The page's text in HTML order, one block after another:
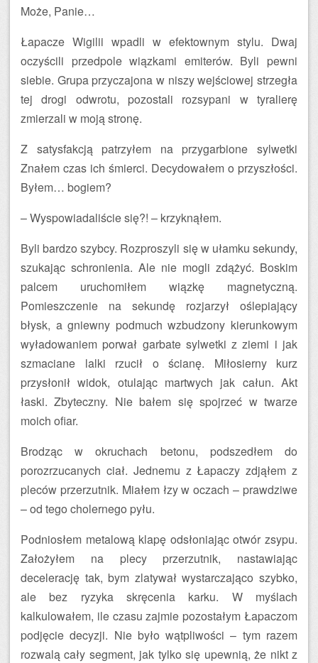
Może, Panie…
Łapacze Wigilii wpadli w efektownym stylu. Dwaj
oczyścili przedpole wiązkami emiterów. Byli pewni
siebie. Grupa przyczajona w niszy wejściowej strzegła
tej drogi odwrotu, pozostali rozsypani w tyralierę
zmierzali w moją stronę.
Z satysfakcją patrzyłem na przygarbione sylwetki
Znałem czas ich śmierci. Decydowałem o przyszłości.
Byłem… bogiem?
– Wyspowiadaliście się?! – krzyknąłem.
Byli bardzo szybcy. Rozproszyli się w ułamku sekundy,
szukając schronienia. Ale nie mogli zdążyć. Boskim
palcem uruchomiłem wiązkę magnetyczną.
Pomieszczenie na sekundę rozjarzył oślepiający
błysk, a gniewny podmuch wzbudzony kierunkowym
wyładowaniem porwał garbate sylwetki z ziemi i jak
szmaciane lalki rzucił o ścianę. Miłosierny kurz
przysłonił widok, otulając martwych jak całun. Akt
łaski. Zbyteczny. Nie bałem się spojrzeć w twarze
moich ofiar.
Brodząc w okruchach betonu, podszedłem do
porozrzucanych ciał. Jednemu z Łapaczy zdjąłem z
pleców przerzutnik. Miałem łzy w oczach – prawdziwe
– od tego cholernego pyłu.
Podniosłem metalową klapę odsłoniając otwór zsypu.
Założyłem na plecy przerzutnik, nastawiając
decelerację tak, bym zlatywał wystarczająco szybko,
ale bez ryzyka skręcenia karku. W myślach
kalkulowałem, ile czasu zajmie pozostałym Łapaczom
podjęcie decyzji. Nie było wątpliwości – tym razem
rozwalą cały segment, jak tylko się upewnią, że nikt z